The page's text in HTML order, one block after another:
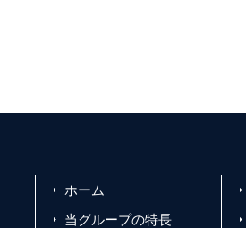
ホーム
当グループの特長